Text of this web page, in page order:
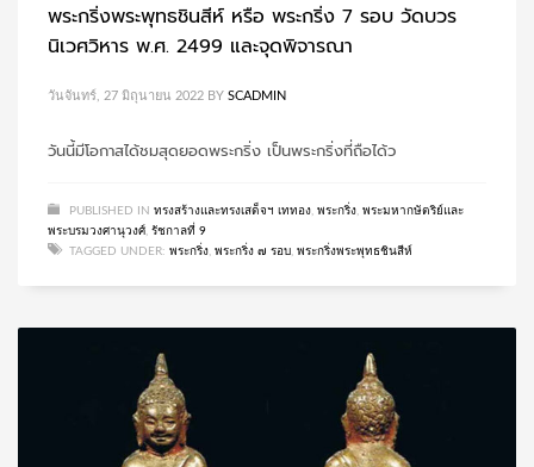
พระกริ่งพระพุทธชินสีห์ หรือ พระกริ่ง 7 รอบ วัดบวร
นิเวศวิหาร พ.ศ. 2499 และจุดพิจารณา
วันจันทร์, 27 มิถุนายน 2022 BY SCADMIN
วันนี้มีโอกาสได้ชมสุดยอดพระกริ่ง เป็นพระกริ่งที่ถือได้ว
PUBLISHED IN ทรงสร้างและทรงเสด็จฯ เททอง พระกริ่ง พระมหากษัตริย์และ
พระบรมวงศานุวงศ์ รัชกาลที่ 9
TAGGED UNDER: พระกริ่ง พระกริ่ง ๗ รอบ พระกริ่งพระพุทธชินสีห์